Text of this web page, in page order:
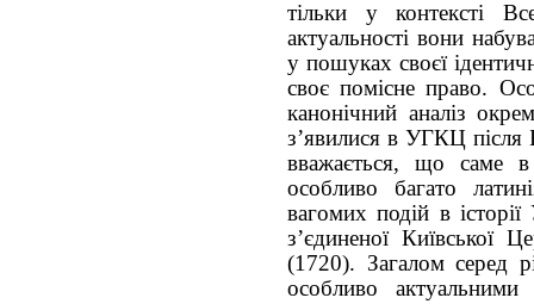
тільки у контексті
актуальності вони
у пошуках своєї
своє помісне право.
канонічний аналіз
з’явилися в УГКЦ після
вважається, що саме
особливо багато
вагомих подій в
з’єдиненої Київської
(1720). Загалом серед
особливо